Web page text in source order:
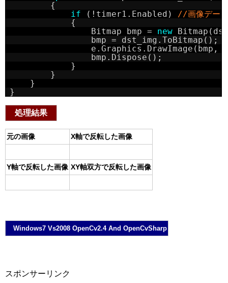
{
if
(!timer1.Enabled) //画像デー
{
Bitmap bmp = new
bmp = dst_img.ToBitmap();
bmp.Dispose();
}
}
}
}
処理結果
元の画像 X軸で反転した画像
Y軸で反転した画像 XY軸双方で反転した画像
Windows7 Vs2008 OpenCv2.4 And OpenCvSharp
スポンサーリンク